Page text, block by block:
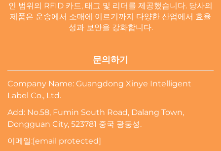
인 범위의 RFID 카드, 태그 및 리더를 제공했습니다. 당사의
제품은 운송에서 소매에 이르기까지 다양한 산업에서 효율
성과 보안을 강화합니다.
문의하기
Company Name: Guangdong Xinye Intelligent
Label Co., Ltd.
Add: No.58, Fumin South Road, Dalang Town,
Dongguan City, 523781 중국 광둥성.
이메일:[email protected]